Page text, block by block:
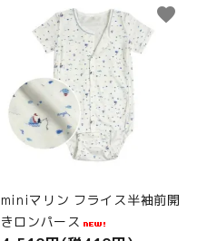
miniマリン フライス半袖前開
きロンパース
favorite